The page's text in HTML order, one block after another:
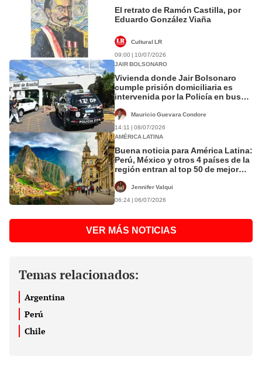
El retrato de Ramón Castilla, por
Eduardo González Viaña
Cultural LR
09:00 | 10/07/2026
JAIR BOLSONARO
Vivienda donde Jair Bolsonaro
cumple prisión domiciliaria es
intervenida por la Policía en busca
Mauricio Guevara Condore
14:11 | 08/07/2026
AMÉRICA LATINA
Buena noticia para América Latina:
Perú, México y otros 4 países de la
región entran al top 50 de mejor
Jennifer Valqui
06:24 | 06/07/2026
VER MÁS NOTICIAS
Temas relacionados:
Argentina
Perú
Chile